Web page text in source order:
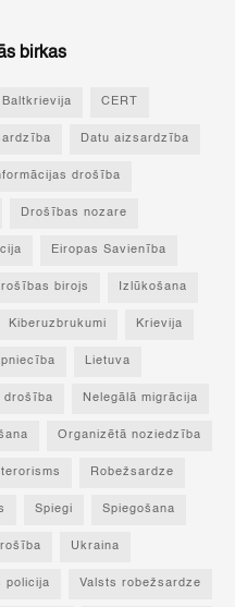
birkas
Baltkrievija CERT
Datu aizsardzība
drošība
Drošības nozare
Eiropas Savienība
birojs Izlūkošana
Kiberuzbrukumi Krievija
Lietuva
drošība Nelegālā migrācija
Organizētā noziedzība
Robežsardze
Spiegi Spiegošana
Ukraina
policija Valsts robežsardze